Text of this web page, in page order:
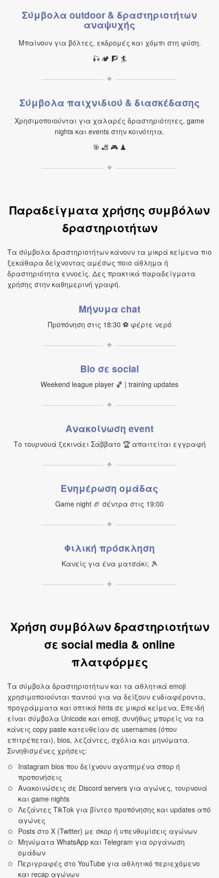
Σύμβολα outdoor & δραστηριοτήτων
αναψυχής
Μπαίνουν για βόλτες, εκδρομές και χόμπι στη φύση.
🎣 🏕️ 🧗 🏄
✧
Σύμβολα παιχνιδιού & διασκέδασης
Χρησιμοποιούνται για χαλαρές δραστηριότητες, game
nights και events στην κοινότητα.
🎯 🎳 🎮 ♟️
✧
Παραδείγματα χρήσης συμβόλων
δραστηριοτήτων
Τα σύμβολα δραστηριοτήτων κάνουν τα μικρά κείμενα πιο
ξεκάθαρα δείχνοντας αμέσως ποιο άθλημα ή
δραστηριότητα εννοείς. Δες πρακτικά παραδείγματα
χρήσης στην καθημερινή γραφή.
Μήνυμα chat
Προπόνηση στις 18:30 ⚽ φέρτε νερό
✧
Bio σε social
Weekend league player 🏀 | training updates
✧
Ανακοίνωση event
Το τουρνουά ξεκινάει Σάββατο 🏆 απαιτείται εγγραφή
✧
Ενημέρωση ομάδας
Game night 🏈 σέντρα στις 19:00
✧
Φιλική πρόσκληση
Κανείς για ένα ματσάκι; 🎾
✧
Χρήση συμβόλων δραστηριοτήτων
σε social media & online
πλατφόρμες
Τα σύμβολα δραστηριοτήτων και τα αθλητικά emoji
χρησιμοποιούνται παντού για να δείξουν ενδιαφέροντα,
προγράμματα και οπτικά hints σε μικρά κείμενα. Επειδή
είναι σύμβολα Unicode και emoji, συνήθως μπορείς να τα
κάνεις copy paste κατευθείαν σε usernames (όπου
επιτρέπεται), bios, λεζάντες, σχόλια και μηνύματα.
Συνηθισμένες χρήσεις:
Instagram bios που δείχνουν αγαπημένα σπορ ή
προπονήσεις
Ανακοινώσεις σε Discord servers για αγώνες, τουρνουά
και game nights
Λεζάντες TikTok για βίντεο προπόνησης και updates από
αγώνες
Posts στο X (Twitter) με σκορ ή υπενθυμίσεις αγώνων
Μηνύματα WhatsApp και Telegram για οργάνωση
ομάδων
Περιγραφές στο YouTube για αθλητικό περιεχόμενο
και recap αγώνων